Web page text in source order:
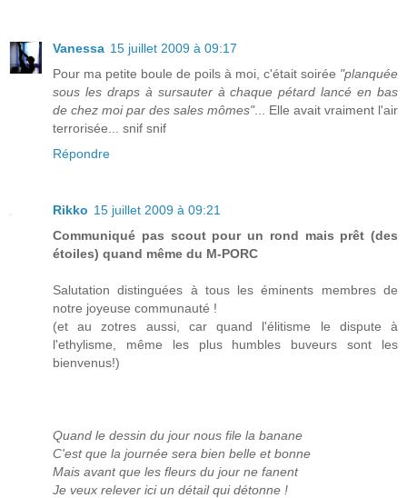
Vanessa 15 juillet 2009 à 09:17
Pour ma petite boule de poils à moi, c'était soirée "planquée
sous les draps à sursauter à chaque pétard lancé en bas
de chez moi par des sales mômes"... Elle avait vraiment l'air
terrorisée... snif snif
Répondre
Rikko 15 juillet 2009 à 09:21
Communiqué pas scout pour un rond mais prêt (des
étoiles) quand même du M-PORC
Salutation distinguées à tous les éminents membres de
notre joyeuse communauté !
(et au zotres aussi, car quand l'élitisme le dispute à
l'ethylisme, même les plus humbles buveurs sont les
bienvenus!)
Quand le dessin du jour nous file la banane
C'est que la journée sera bien belle et bonne
Mais avant que les fleurs du jour ne fanent
Je veux relever ici un détail qui détonne !